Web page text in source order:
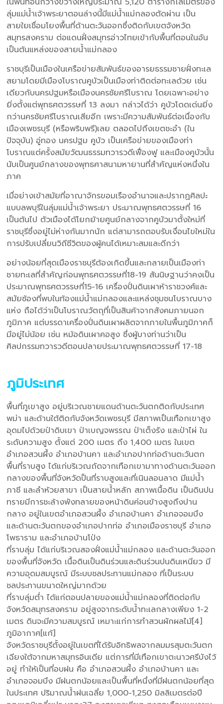
ลุ่มแม่น้ำเจ้าพระยาตอนล่างนี้มีแม่น้ำแม่กลองตัดผ่าน เป็น
สายใยเชื่อมโยงพื้นที่ด้านตะวันออกซึ่งติดกับเขตจังหวัด
สมุทรสงคราม ต่อแดนฝั่งสมุทรอ่าวไทยเข้ากับพื้นที่ตอนในอัน
เป็นต้นแหล่งของสายน้ำแม่กลอง
ราชบุรีเป็นเมืองในเครือข่ายสัมพันธ์ของอารยธรรมชายฝั่งทะเล
สยามโดยมีเมืองโบราณคูบัวเป็นเมืองท่าติดต่อทะเลด้วย เช่น
เดียวกับนครปฐมหรือเมืองนครชัยศรีโบราณ โดยเฉพาะอย่าง
ยิ่งตั้งแต่พุทธศตวรรษที่ 13 ลงมา กล่าวได้ว่า คูบัวโดดเด่นยิ่ง
กว่านครชัยศรีโบราณเสียอีก เพราะมีความสัมพันธ์ต่อเนื่องกับ
เมืองเพชรบุรี (หรือพริบพรี)เลย ตลอดไปถึงเขตชะอำ (ใน
ปัจจุบัน) อู่ทอง นครปฐม คูบัว เป็นเครือข่ายของเมืองท่า
โบราณแต่ครั้งสมัยวัฒนธรรมทวารวดีเฟื่องฟู และเมืองคูบัวนั้น
นับเป็นศูนย์กลางของพุทธศาสนามหายานที่สำคัญแห่งหนึ่งใน
ภาค
เมื่อย่างเข้าสมัยที่อาณาจักรขอมเรืองอำนาจและปรากฏศิลปะ
แบบลพบุรีในลุ่มแม่น้ำเจ้าพระยา ประมาณพุทธศตวรรษที่ 16
เป็นต้นไป ตัวเมืองได้โยกย้ายศูนย์กลางจากคูบัวมาตั้งใหม่ที่
ราชบุรีซึ่งอยู่ไม่ห่างกันมากนัก แต่สามารถตอบรับเงื่อนไขใหม่ใน
การปรับเปลี่ยนวิถีชีวิตของผู้คนได้เหมาะสมและดีกว่า
อย่างน้อยที่สุดเมืองราชบุรีต้องเกิดขึ้นและกลายเป็นเมืองท่า
ชายทะเลที่สำคัญก่อนพุทธศตวรรษที่18-19 สันนิษฐานว่าคงเป็น
ประมาณพุทธศตวรรษที่15-16 เครื่องปั่นดินเผาห้าราชวงศ์และ
สมัยซ้องที่พบในท้องแม่น้ำแม่กลองและแหล่งชุมชนโบราณบาง
แห่ง ถือได้ว่าเป็นโบราณวัตถุที่เป็นสินค้าจากสังคมภายนอก
ภูมิภาค แต่บรรดาเครื่องปั่นดินเผาผลิตจากภายในพื้นภูมิภาคก็
มีอยู่ไม่น้อย เช่น หม้อดินเผาคอสูง ซึ่งผู้บางท่านว่าเป็น
ศิลปกรรมทวารวดีตอนปลายประมาณพุทธศตวรรษที่ 17-18
ภูมิประเทศ
พื้นที่ภูเขาสูง อยู่บริเวณชายแดนด้านตะวันตกติดกับประเทศ
พม่า และด้านใต้ติดกับจังหวัดเพชรบุรี มีสภาพเป็นเทือกเขาสูง
อุดมไปด้วยป่าดิบเขา ป่าเบญจพรรณ ป่าเต็งรัง และป่าไผ่ ใน
ระดับความสูง ตั้งแต่ 200 เมตร ถึง 1,400 เมตร ในเขต
อำเภอสวนผึ้ง อำเภอบ้านคา และอำเภอปากท่อด้านตะวันตก
พื้นที่ราบสูง ได้แก่บริเวณถัดจากเทือกเขามาทางด้านตะวันออก
กลางของพื้นที่จังหวัดป็นที่ราบสูงและที่เนินลอนลาด มีแม่น้ำ
ภาชี และลำห้วยสาขา เป็นสายน้ำหลัก สภาพเนื้อดิน เป็นดินปน
ทรายมีการชะล้างพังทลายของหน้าดินค่อนข้างสูงถึงปาน
กลาง อยู่ในเขตอำเภอสวนผึ้ง อำเภอบ้านคา อำเภอจอมบึง
และด้านตะวันตกของอำเภอปากท่อ อำเภอเมืองราชบุรี อำเภอ
โพธาราม และอำเภอบ้านโป่ง
ที่ราบลุ่ม ได้แก่บริเวณสองฝั่งแม่น้ำแม่กลอง และด้านตะวันออก
ของพื้นที่จังหวัด เนื้อดินเป็นดินร่วนและดินร่วนปนดินเหนียว มี
ความอุดมสมบูรณ์ มีระบบชลประทานแม่กลอง ที่เป็นระบบ
ชลประทานขนาดใหญ่มากด้วย
ที่ราบลุ่มต่ำ ได้แก่ตอนปลายของแม่น้ำแม่กลองที่ติดต่อกับ
จังหวัดสมุทรสงคราม อยู่สูงจากระดับน้ำทะเลกลางเพียง 1-2
เมตร ดินจะมีความสมบูรณ์ เหมาะแก่การทำสวนผักผลไม้[4]
ภูมิอากาศ[แก้]
จังหวัดราชบุรีตั้งอยู่ในเขตที่ได้รับอิทธิพลจากลมมรสุมตะวันตก
เฉียงใต้จากมหาสมุทรอินเดีย แต่การที่มีเทือกเขาตะนาวศรีบังไว้
อยู่ ทำให้เป็นที่อบฝน คือ อำเภอสวนผึ้ง อำเภอบ้านคา และ
อำเภอจอมบึง มีฝนตกน้อยและเป็นพื้นที่หนึ่งที่มีฝนตกน้อยที่สุด
ในประเทศ ปริมาณน้ำฝนเฉลี่ย 1,000-1,250 มิลลิเมตรต่อปี